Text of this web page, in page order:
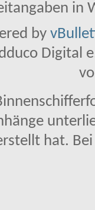
in
by
Digital
hat.